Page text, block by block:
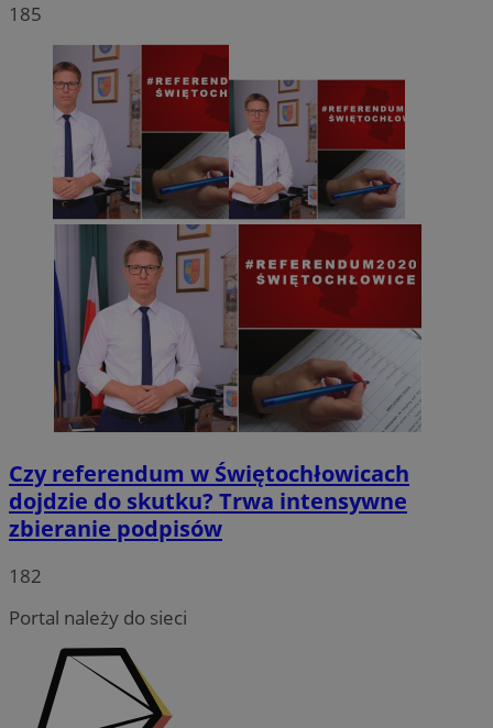
185
Czy referendum w Świętochłowicach
dojdzie do skutku? Trwa intensywne
zbieranie podpisów
182
Portal należy do sieci